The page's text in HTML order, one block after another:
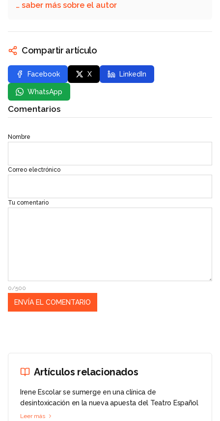
… saber más sobre el autor
Compartir artículo
Facebook X LinkedIn
WhatsApp
Comentarios
Nombre
Correo electrónico
Tu comentario
0/500
Artículos relacionados
Irene Escolar se sumerge en una clínica de
desintoxicación en la nueva apuesta del Teatro Español
Leer más